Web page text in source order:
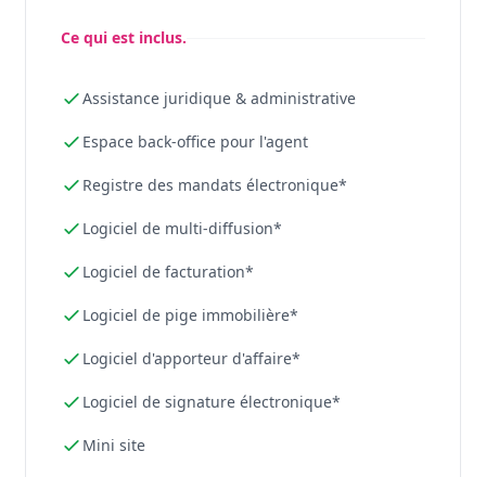
Ce qui est inclus.
Assistance juridique & administrative
Espace back-office pour l'agent
Registre des mandats électronique*
Logiciel de multi-diffusion*
Logiciel de facturation*
Logiciel de pige immobilière*
Logiciel d'apporteur d'affaire*
Logiciel de signature électronique*
Mini site